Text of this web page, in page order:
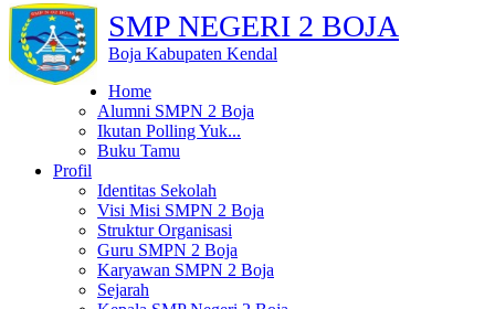
SMP NEGERI 2 BOJA
Boja Kabupaten Kendal
Home
Alumni SMPN 2 Boja
Ikutan Polling Yuk...
Buku Tamu
Profil
Identitas Sekolah
Visi Misi SMPN 2 Boja
Struktur Organisasi
Guru SMPN 2 Boja
Karyawan SMPN 2 Boja
Sejarah